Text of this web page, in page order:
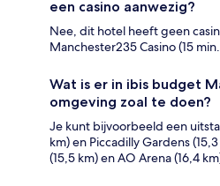
een casino aanwezig?
Nee, dit hotel heeft geen
Manchester235 Casino (15
Wat is er in ibis budget
omgeving zoal te doen?
Je kunt bijvoorbeeld een
km) en Piccadilly Gardens
(15,5 km) en AO Arena (16,4